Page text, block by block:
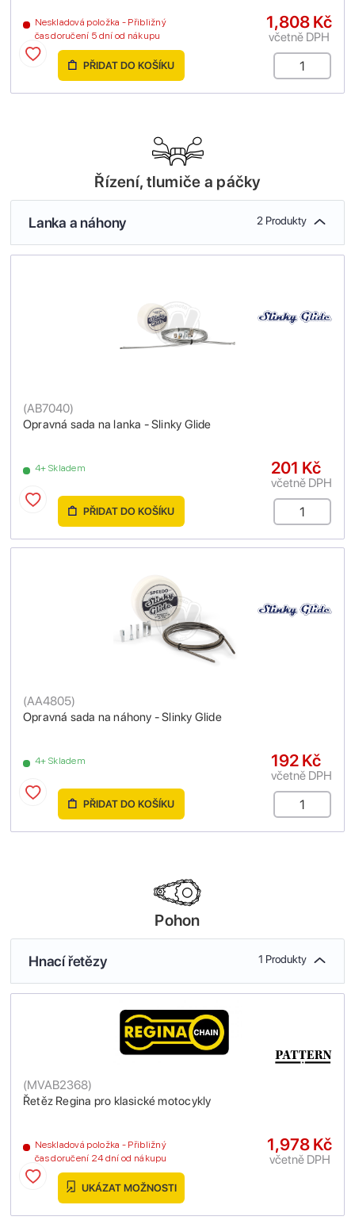
Neskladová položka - Přibližný
čas doručení 5 dní od nákupu
1,808 Kč
včetně DPH
PŘIDAT DO KOŠÍKU
Řízení, tlumiče a páčky
Lanka a náhony 2 Produkty
Opravná sada na lanka - Slinky Glide
(AB7040)
4+ Skladem 201 Kč
včetně DPH
PŘIDAT DO KOŠÍKU
Opravná sada na náhony - Slinky Glide
(AA4805)
4+ Skladem 192 Kč
včetně DPH
PŘIDAT DO KOŠÍKU
Pohon
Hnací řetězy 1 Produkty
Řetěz Regina pro klasické motocykly
(MVAB2368)
Neskladová položka - Přibližný
čas doručení 24 dní od nákupu
1,978 Kč
včetně DPH
UKÁZAT MOŽNOSTI